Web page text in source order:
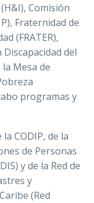
Comisión
Fraternidad de
(FRATER),
del
Mesa de
programas y
CODIP, de la
de Personas
y de la Red de
y
(Red